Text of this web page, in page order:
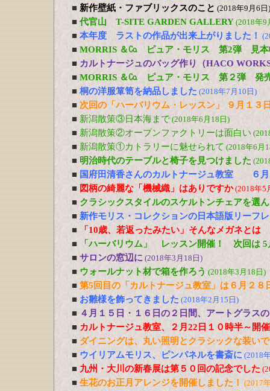
■ 新作壁紙・ファブリックスのこと (2018年9月6日)
■ 代官山 T-SITE GARDEN GALLERY (2018年9
■ 本年度 ラストの作品が出来上がりました！
■ MORRIS ＆㏇ ピュア・モリス 第2弾 見本
■ カルトナージュのバッグ作り（HACO
■ MORRIS ＆㏇ ピュア・モリス 第２弾 発
■ 桐の洋服箪笥を納品しました (2018年7月10日)
■ 次回の「ハーバリウム・レッスン」 ９月１３
■ 新潟散策③日本海まで(2018年6月18日)
■ 新潟散策②オープンファクトリーは面白い
■ 新潟散策①カトラリーに魅せられて (2018年6月
■ 明治時代のテーブルと椅子を見つけました
■ 国府田清香さんのカルトナージュ教室 ６月
■ 図柄の綺麗な「機械織」はありですか(2018年5
■ クラシックスタイルのスケルトンチェアを選
■ 新作モリス・コレクションの日本語版リー
■
「10歳、若返ったみたい」そんなメガネと
■
「ハーバリウム」 レッスン開催！ 次回は 5
■ サロンの窓辺に (2018年3月18日)
■ ウォールナット材で箱を作ろう (2018年3月18日)
■ 第5回目の「カルトナージュ教室」は６月２８
■ お雛様を飾ってきました (2018年2月15日)
■ ４月１５日・１６日の２日間、アートグラス
■ カルトナージュ教室、２月22日１０時半～開
■ ダイニングは、丸い照明とクラシックな装いで
■ ウイリアムモリス、ピンパネルを書斎に (2018
■ 九州・大川の新春展は第５０回の記念でした
■ 生花のお正月アレンジを開催しました！ (2017